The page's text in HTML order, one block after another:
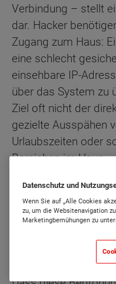
Verbindung – stellt
dar. Hacker
Zugang zum Haus:
eine schlecht
einsehbare IP-
über das System zu
Ziel oft nicht der
gezielte Ausspähen
Urlaubszeiten oder
Bereichen im Haus.
„Moderne
mehr den
digitale
beginnt nicht
mit
Datenschutz und
Wenn Sie auf „Alle Cookies
zu, um die Websitenavigation
Marketingbemühungen zu